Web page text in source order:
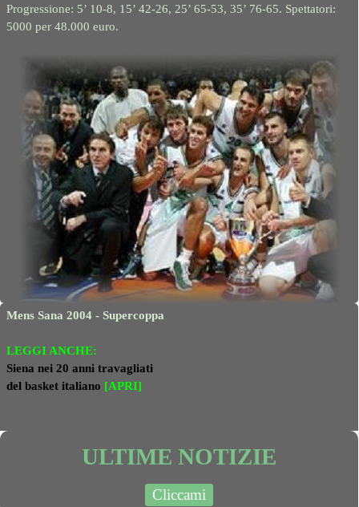
Progressione: 5’ 10-8, 15’ 42-26, 25’ 65-53, 35’ 76-65. Spettatori:
5000 per 48.000 euro.
Mens Sana 2004 - Supercoppa
LEGGI ANCHE:
Siena nei 20 anni travagliati
del basket italiano [APRI]
ULTIME NOTIZIE
Cliccami